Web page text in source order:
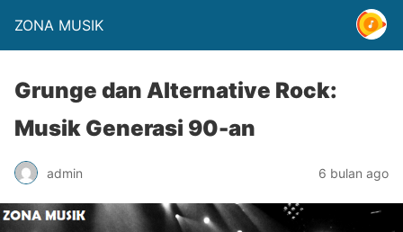
ZONA MUSIK
Grunge dan Alternative Rock:
Musik Generasi 90-an
admin 6 bulan ago